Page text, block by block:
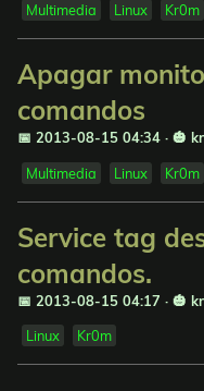
Multimedia Linux Kr0m
Apagar
comandos
📅 2013-08-15 04:34 · 🎃
Multimedia Linux Kr0m
Service tag
comandos.
📅 2013-08-15 04:17 · 🎃
Linux Kr0m